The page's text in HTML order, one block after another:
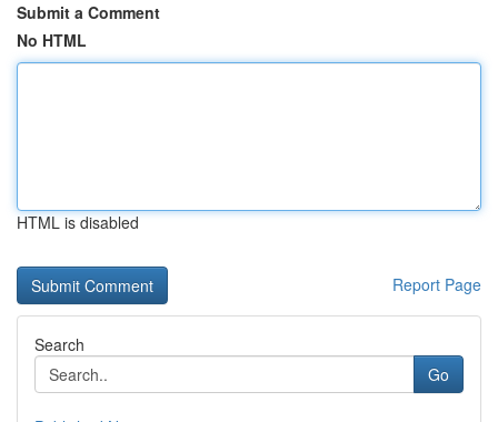
Submit a Comment
No HTML
HTML is disabled
Report Page
Search
Go